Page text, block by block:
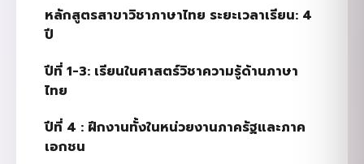
หลักสูตรสาขาวิชาภาษาไทย ระยะเวลาเรียน: 4
ปี
ปีที่ 1-3: เรียนในศาสตร์วิชาความรู้ด้านภาษา
ไทย
ปีที่ 4 : ฝึกงานทั้งในหน่วยงานภาครัฐและภาค
เอกชน